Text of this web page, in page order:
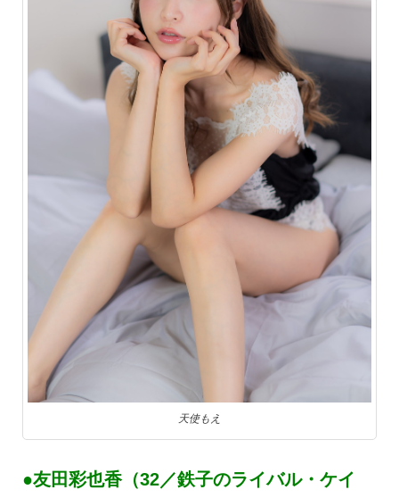
天使もえ
●友田彩也香（32／鉄子のライバル・ケイ